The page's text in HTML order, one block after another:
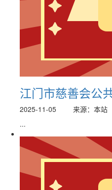
江门市慈善会公
2025-11-05
来源：本站
...